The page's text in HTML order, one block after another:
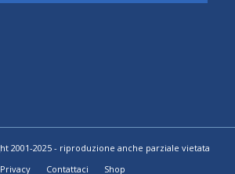
2001-2025 - riproduzione anche parziale vietata
Contattaci Shop